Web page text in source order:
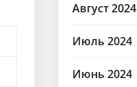
Август 2024
Июль 2024
Июнь 2024